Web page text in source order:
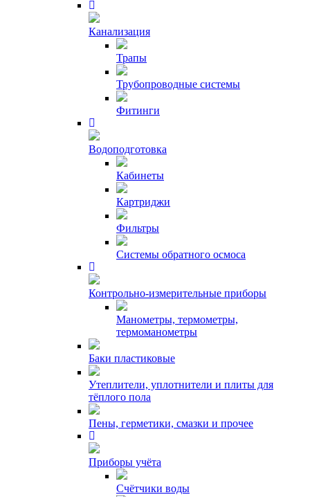
Канализация
Трапы
Трубопроводные системы
Фитинги
Водоподготовка
Кабинеты
Картриджи
Фильтры
Системы обратного осмоса
Контрольно-измерительные приборы
Манометры, термометры,
термоманометры
Баки пластиковые
Утеплители, уплотнители и плиты для
тёплого пола
Пены, герметики, смазки и прочее
Приборы учёта
Счётчики воды